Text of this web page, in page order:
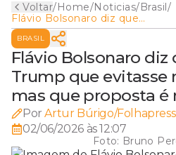
Voltar/Home/Noticias/Brasil/
Flávio Bolsonaro diz que
pediu a Trump que evitasse
novo tarifaço, mas que
proposta é retaliação a Lula
BRASIL
Flávio Bolsonaro diz
Trump que evitasse
mas que proposta é
Por Artur Búrigo/Folhapress
02/06/2026 às 12:07
Foto: Bruno